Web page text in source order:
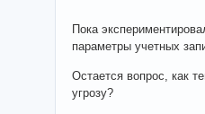
Пока
параметры учетных
Остается вопрос, как
угрозу?